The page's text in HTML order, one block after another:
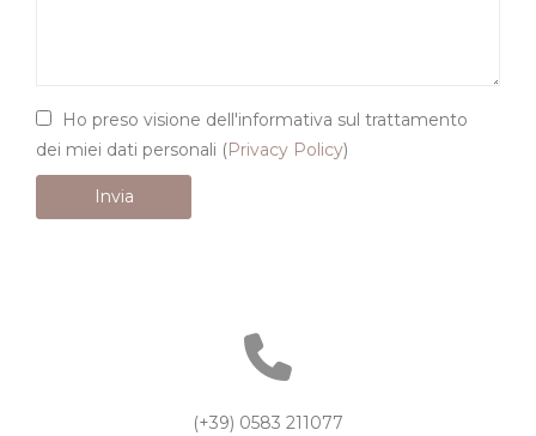
Ho preso visione dell'informativa sul trattamento
dei miei dati personali (Privacy Policy)
(+39) 0583 211077